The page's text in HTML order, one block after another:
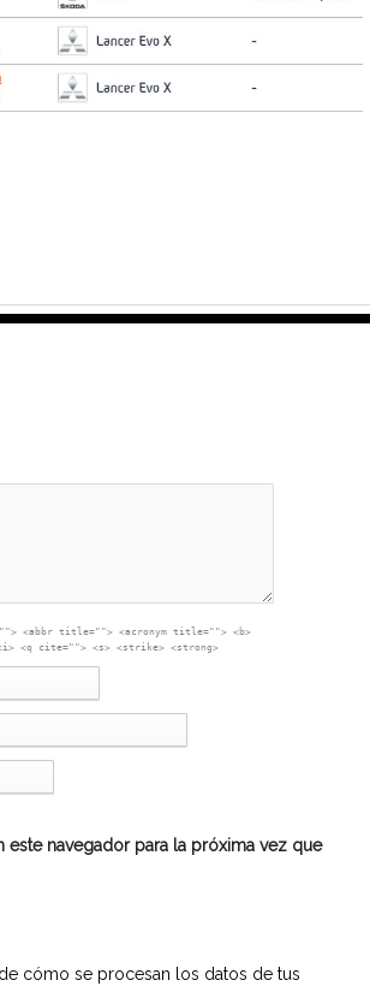
<abbr title=""> <acronym title=""> <b>
<q cite=""> <s> <strike> <strong>
navegador para la próxima vez que
cómo se procesan los datos de tus